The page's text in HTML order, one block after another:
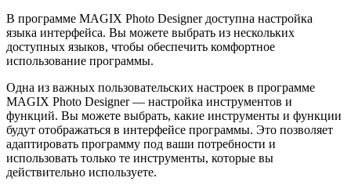
В программе MAGIX Photo Designer доступна настройка
языка интерфейса. Вы можете выбрать из нескольких
доступных языков, чтобы обеспечить комфортное
использование программы.
Одна из важных пользовательских настроек в программе
MAGIX Photo Designer — настройка инструментов и
функций. Вы можете выбрать, какие инструменты и функции
будут отображаться в интерфейсе программы. Это позволяет
адаптировать программу под ваши потребности и
использовать только те инструменты, которые вы
действительно используете.